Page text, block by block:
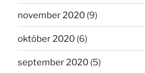
november 2020 (9)
október 2020 (6)
september 2020 (5)